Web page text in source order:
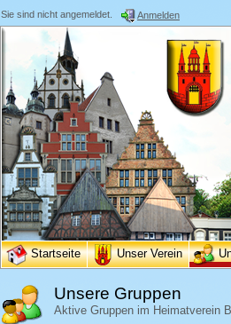
Sie sind nicht angemeldet. Anmelden
Startseite Unser Verein
Unsere Gruppen
Aktive Gruppen im Heimatverein